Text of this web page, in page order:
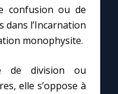
confusion ou de
dans l’Incarnation
monophysite.
de division ou
elle s’oppose à